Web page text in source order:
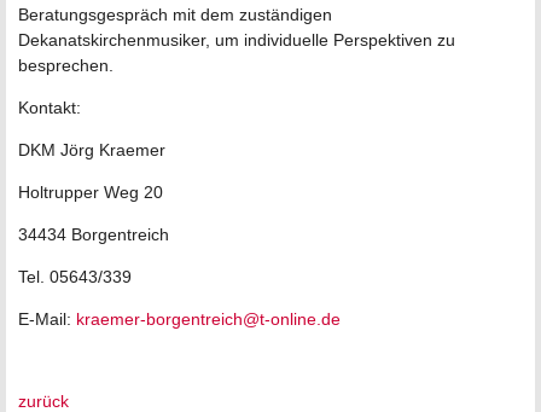
Beratungsgespräch mit dem zuständigen
Dekanatskirchenmusiker, um individuelle Perspektiven zu
besprechen.
Kontakt:
DKM Jörg Kraemer
Holtrupper Weg 20
34434 Borgentreich
Tel. 05643/339
E-Mail: kraemer-borgentreich@t-online.de
zurück